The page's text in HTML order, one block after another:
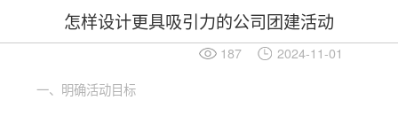
怎样设计更具吸引力的公司团建活动
187 2024-11-01
一、明确活动目标